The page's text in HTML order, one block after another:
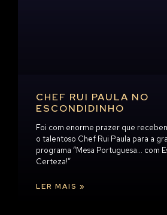
CHEF RUI PAULA NO
ESCONDIDINHO
Foi com enorme prazer que
o talentoso Chef Rui Paula para a
programa “Mesa Portuguesa… com
Certeza!”
LER MAIS »